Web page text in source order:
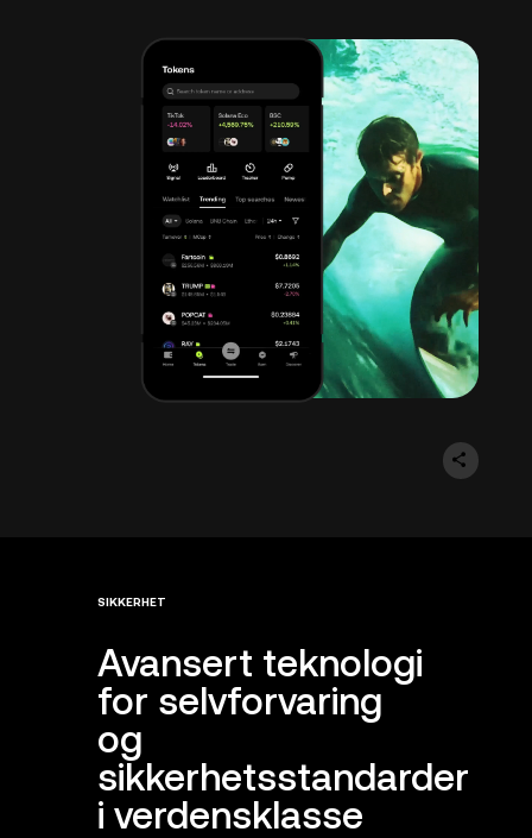
SIKKERHET
Avansert teknologi
for selvforvaring
og
sikkerhetsstandarder
i verdensklasse